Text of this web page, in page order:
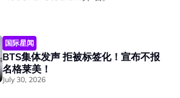
国际星闻
BTS集体发声 拒被标签化！宣布不报
名格莱美！
July 30, 2026